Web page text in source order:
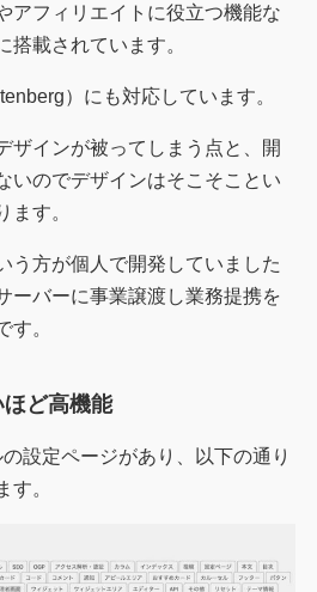
アフィリエイトに役立つ機能な
搭載されています。
）にも対応しています。
ザインが被ってしまう点と、開
いのでデザインはそこそことい
ます。
う方が個人で開発していました
ーバーに事業譲渡し業務提携を
す。
ど高機能
設定ページがあり、以下の通り
す。